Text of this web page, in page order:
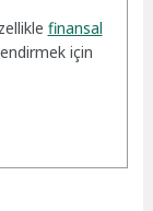
finansal
için